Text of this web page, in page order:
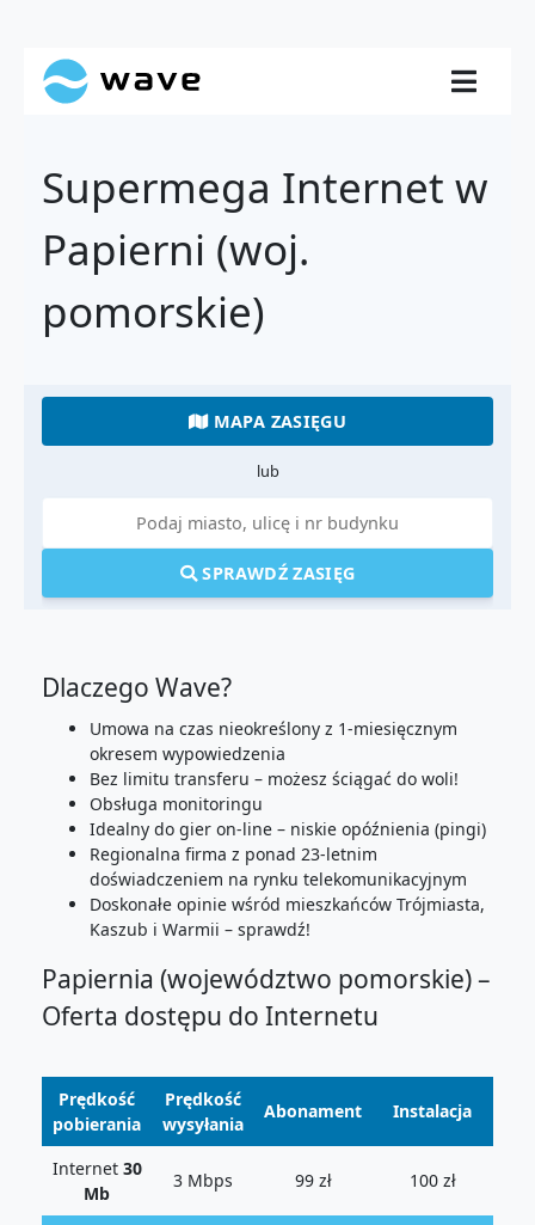
Supermega Internet w
Papierni (woj.
pomorskie)
MAPA ZASIĘGU
lub
SPRAWDŹ ZASIĘG
Dlaczego Wave?
Umowa na czas nieokreślony z 1-miesięcznym
okresem wypowiedzenia
Bez limitu transferu – możesz ściągać do woli!
Obsługa monitoringu
Idealny do gier on-line – niskie opóźnienia (pingi)
Regionalna firma z ponad 23-letnim
doświadczeniem na rynku telekomunikacyjnym
Doskonałe opinie wśród mieszkańców Trójmiasta,
Kaszub i Warmii – sprawdź!
Papiernia (województwo pomorskie) –
Oferta dostępu do Internetu
Prędkość
pobierania
Prędkość
wysyłania
Abonament Instalacja
Internet 30
Mb
3 Mbps 99 zł 100 zł